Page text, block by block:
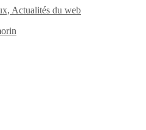
Actualités du web